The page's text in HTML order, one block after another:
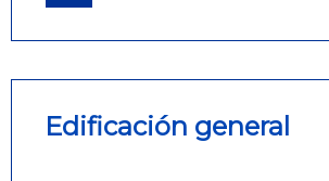
Edificación general